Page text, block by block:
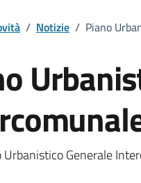
/ Notizie / Piano
della
Urbanistico Generale